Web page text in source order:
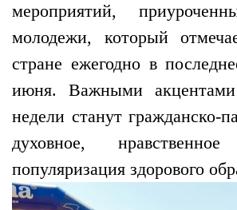
мероприятий,
молодежи, который
стране ежегодно в
июня. Важными акцентами
недели станут гражданско-
духовное, нравственное
популяризация здорового